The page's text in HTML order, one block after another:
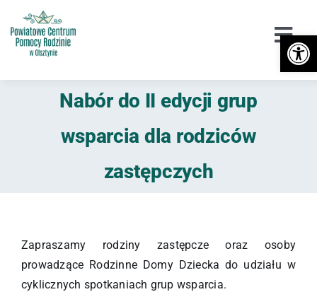
do
zawartości
Orzekanie o Niepełnosprawności
Niepełnosprawność
Przeciwdziałanie przemocy
Nabór do II edycji grup
wsparcia dla rodziców
zastępczych
Zapraszamy rodziny zastępcze oraz osoby
prowadzące Rodzinne Domy Dziecka do udziału w
cyklicznych spotkaniach grup wsparcia.